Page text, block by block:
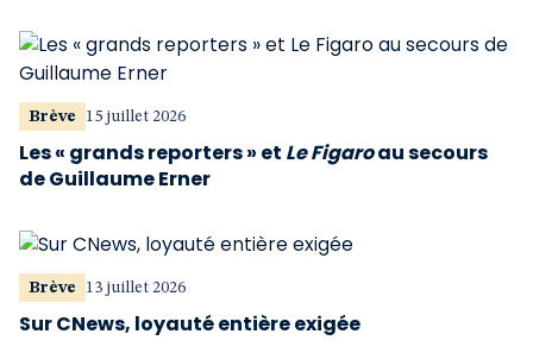
Brève 15 juillet 2026
Les « grands reporters » et Le Figaroau secours
de Guillaume Erner
Brève 13 juillet 2026
Sur CNews, loyauté entière exigée